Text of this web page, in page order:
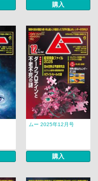
購入
ムー 2025年12月号
購入